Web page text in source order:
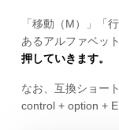
「移動（M）」「
あるアルファベッ
押していきます。
なお、互換ショー
control + option +